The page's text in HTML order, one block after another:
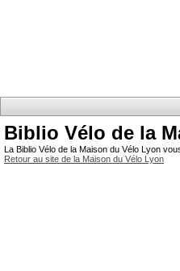
Biblio Vélo de la
La Biblio Vélo de la Maison du Vélo Lyon
Retour au site de la Maison du Vélo Lyon